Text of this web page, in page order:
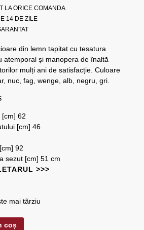
LA ORICE COMANDA
14 DE ZILE
din lemn tapitat cu tesatura
atemporal și manopera de înaltă
mulți ani de satisfacție. Culoare
nuc, fag, wenge, alb, negru, gri.
[cm] 62
[cm] 46
92
sezut [cm] 51 cm
>>>
mai târziu
coș